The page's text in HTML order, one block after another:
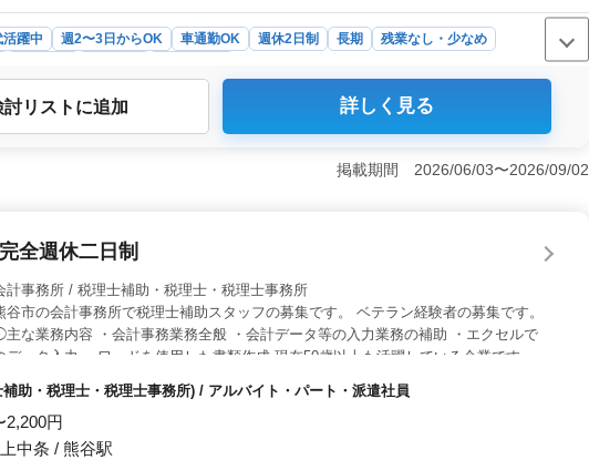
躍中 週2〜3日からOK 車通勤OK 週休2日制 長期
残業なし・少なめ
ト
羽生市での税務会計業務スタッフのポジションです。経験を活かした年収
ンスを重視する方にとって理想的な環境です。 ＜特徴＞ この募集ではシ
な方にとって新たな挑戦やキャリアアップの機会が広がる求人です。経験を
討リスト に追加 詳しく見る
掲載期間 2026/06/03〜2026/09/02
全週休二日制
会計事務所 / 税理士補助・税理士・税理士事務所
谷市の会計事務所で税理士補助スタッフの募集です。 ベテラン経験者の募集です。
な業務内容 ・会計事務業務全般 ・会計データ等の入力業務の補助 ・エクセルで
データ入力 ・ワードを使用した書類作成 現在50歳以上も活躍している企業です。
ひ今までの経験を活かして頂ける方のご応募お待ちしております。
助・税理士・税理士事務所) / アルバイト・パート・派遣社員
2,200円
中条 / 熊谷駅